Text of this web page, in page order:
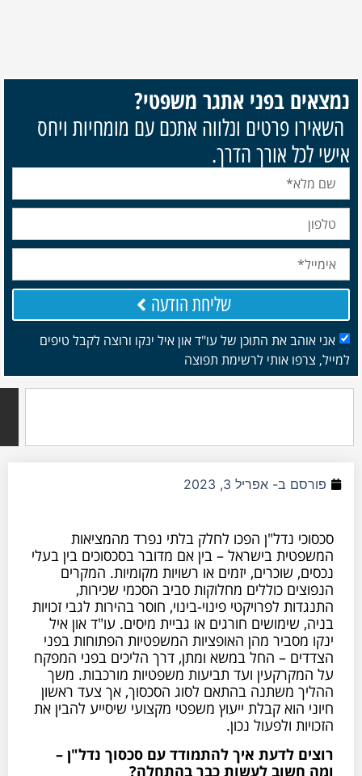
בפני אתגר משפטי?
פרטים ונלווה אתכם עם מומחיות ויחס
אורך הדרך.
את התוכן של עו"ד און איל ינקו ורוצה לקבל טיפים
אותי לרשימת תפוצה
שליחת הודעה
ב- אפריל 3, 2023
נדל"ן הפכו לחלק בלתי נפרד מהמציאות
בישראל – בין אם מדובר בסכסוכים בין בעלי
שוכרים, יזמים או רשויות מקומיות. המקרים
כוללים מחלוקות סביב הסכמי שכירות,
לפרויקטי פינוי-בינוי, חוסר בהירות לגבי זכויות
שימושים חורגים או גביית מיסים. עו"ד און איל
מסביר מהן האופציות המשפטיות הפתוחות בפני
– החל במשא ומתן, דרך הליכים בפני המפקח
ועד תביעות משפטיות מורכבות. משך
משתנה בהתאם לסוג הסכסוך, אך צעד ראשון
הוא קבלת ייעוץ משפטי מקצועי שיסייע להבין את
ולפעול נכון.
לדעת איך להתמודד עם סכסוך נדל"ן –
חשוב לעשות כבר בהתחלה?